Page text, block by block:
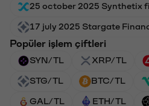
25 october 2025 Synthetix
17 july 2025 Stargate
Popüler işlem çiftleri
SYN/TL XRP/TL
STG/TL BTC/TL
GAL/TL ETH/TL